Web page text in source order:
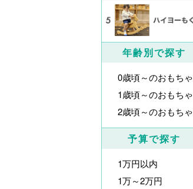
年齢別で探す
0歳頃～のおもちゃ
1歳頃～のおもちゃ
2歳頃～のおもちゃ
予算で探す
1万円以内
1万～2万円